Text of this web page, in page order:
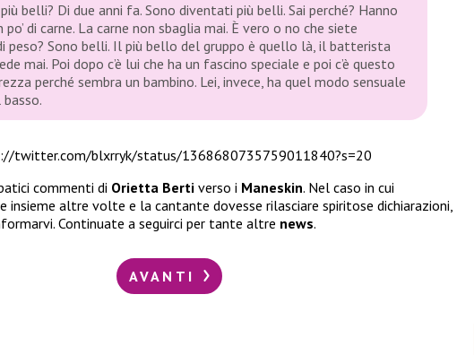
belli? Di due anni fa. Sono diventati più belli. Sai perché? Hanno
po’ di carne. La carne non sbaglia mai. È vero o no che siete
peso? Sono belli. Il più bello del gruppo è quello là, il batterista
mai. Poi dopo c’è lui che ha un fascino speciale e poi c’è questo
perché sembra un bambino. Lei, invece, ha quel modo sensuale
twitter.com/blxrryk/status/1368680735759011840?s=20
commenti di Orietta Berti verso i Maneskin. Nel caso in cui
insieme altre volte e la cantante dovesse rilasciare spiritose dichiarazioni,
Continuate a seguirci per tante altre news.
AVANTI